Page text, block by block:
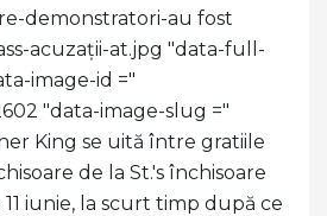
demonstratori-au fost
acuzații-at.jpg "data-full-
image-id ="
"data-image-slug ="
King se uită între gratiile
de la St.'s închisoare
iunie, la scurt timp după ce